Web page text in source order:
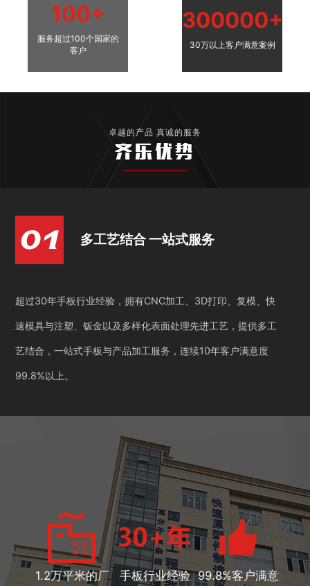
100+
服务超过100个国家的
客户
300000+
30万以上客户满意案例
卓越的产品 真诚的服务
齐乐优势
多工艺结合 一站式服务
超过30年手板行业经验，拥有CNC加工、3D打印、复模、快
速模具与注塑、钣金以及多样化表面处理先进工艺，提供多工
艺结合，一站式手板与产品加工服务，连续10年客户满意度
99.8%以上。
1.2万平米的厂
手板行业经验 99.8%客户满意